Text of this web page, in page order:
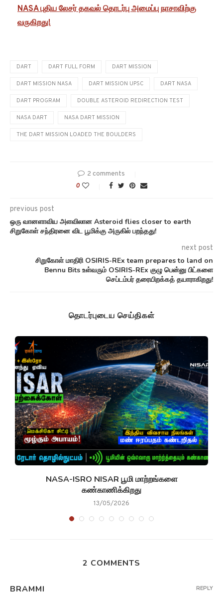
NASA புதிய லேசர் தகவல் தொடர்பு அமைப்பு நாசாவிற்கு
வருகிறது!
DART DART FULL FORM DART MISSION
DART MISSION NASA DART MISSION UPSC DART NASA
DART PROGRAM DOUBLE ASTEROID REDIRECTION TEST
NASA DART NASA DART MISSION
THE DART MISSION LOADED THE BOULDERS
2 comments
0
previous post
ஒரு வானளாவிய அளவிலான Asteroid flies closer to earth
சிறுகோள் சந்திரனை விட பூமிக்கு அருகில் பறந்தது!
next post
சிறுகோள் மாதிரி OSIRIS-REx team prepares to land on
Bennu Bits உள்வரும் OSIRIS-REx குழு பென்னு பிட்களை
செப்டம்பர் தரையிறக்கத் தயாராகிறது!
தொடர்புடைய செய்திகள்
NASA-ISRO NISAR பூமி மாற்றங்களை
கண்காணிக்கிறது
13/05/2026
2 COMMENTS
BRAMMI REPLY